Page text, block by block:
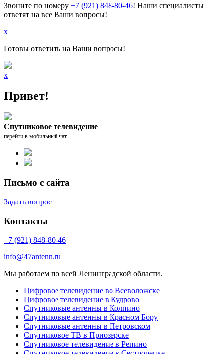
Звоните по номеру +7 (921) 848-80-46! Наши специалисты
ответят на все Ваши вопросы!
x
Готовы ответить на Ваши вопросы!
x
Привет!
Спутниковое телевидение
перейти в мобильный чат
Письмо с сайта
Задать вопрос
Контакты
+7 (921) 848-80-46
info@47antenn.ru
Мы работаем по всей Ленинградской области.
Цифровое телевидение во Всеволожске
Цифровое телевидение в Кудрово
Спутниковые антенны в Колпино
Спутниковые антенны в Красном Бору
Спутниковые антенны в Петровском
Спутниковое ТВ в Приозерске
Спутниковое телевидение в Репино